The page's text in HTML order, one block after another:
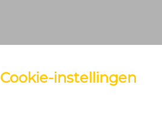
Cookie-instellingen